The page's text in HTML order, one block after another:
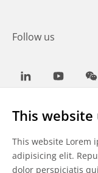
This website
This website Lorem
adipisicing elit.
dolor perspiciatis
Follow us
LinkedInYoutube
Общие условия